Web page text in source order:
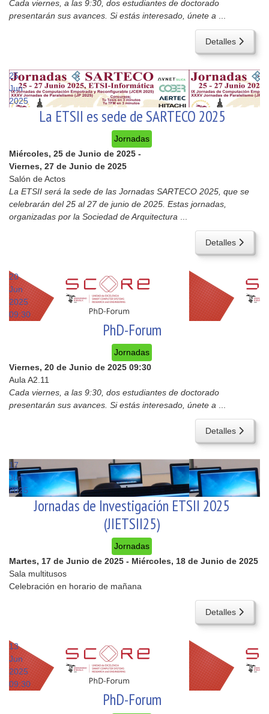
Cada viernes, a las 9:30, dos estudiantes de doctorado
presentarán sus avances. Si estás interesado, únete a
Detalles
25
Jun
2025
La ETSII es sede de SARTECO 2025
Jornadas
Miércoles, 25 de Junio de 2025 -
Viernes, 27 de Junio de 2025
Salón de Actos
La ETSII será la sede de las Jornadas SARTECO 2025, que se
celebrarán del 25 al 27 de junio de 2025. Estas jornadas,
organizadas por la Sociedad de Arquitectura
Detalles
20
Jun
2025
09:30
PhD-Forum
Jornadas
Viernes, 20 de Junio de 2025 09:30
Aula A2.11
Cada viernes, a las 9:30, dos estudiantes de doctorado
presentarán sus avances. Si estás interesado, únete a
Detalles
17
Jun
2025
Jornadas de Investigación ETSII 2025
(JIETSII25)
Jornadas
Martes, 17 de Junio de 2025 - Miércoles, 18 de Junio de 2025
Sala multitusos
Celebración en horario de mañana
Detalles
13
Jun
2025
09:30
PhD-Forum